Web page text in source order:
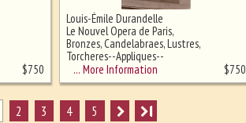
$750
Louis-Émile Durandelle
Le Nouvel Opera de Paris,
Bronzes, Candelabraes, Lustres,
Torcheres--Appliques--
Lampadaires
… More Information $750
2 3 4 5 I